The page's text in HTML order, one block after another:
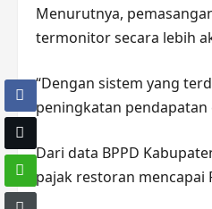
Menurutnya,
termonitor secara lebih
“Dengan sistem yang
peningkatan pendapatan
Dari data BPPD
pajak restoran mencapai